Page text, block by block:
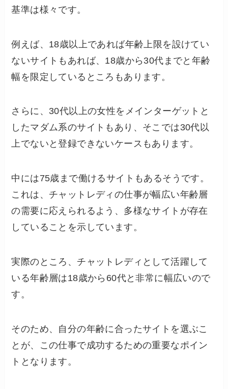
基準は様々です。
例えば、18歳以上であれば年齢上限を設けてい
ないサイトもあれば、18歳から30代までと年齢
幅を限定しているところもあります。
さらに、30代以上の女性をメインターゲットと
したマダム系のサイトもあり、そこでは30代以
上でないと登録できないケースもあります。
中には75歳まで働けるサイトもあるそうです。
これは、チャットレディの仕事が幅広い年齢層
の需要に応えられるよう、多様なサイトが存在
していることを示しています。
実際のところ、チャットレディとして活躍して
いる年齢層は18歳から60代と非常に幅広いので
す。
そのため、自分の年齢に合ったサイトを選ぶこ
とが、この仕事で成功するための重要なポイン
トとなります。